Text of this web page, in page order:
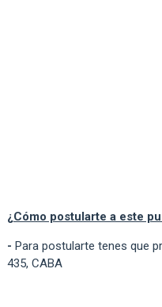
¿ Cómo postularte a este
- Para postularte tenes que
435, CABA